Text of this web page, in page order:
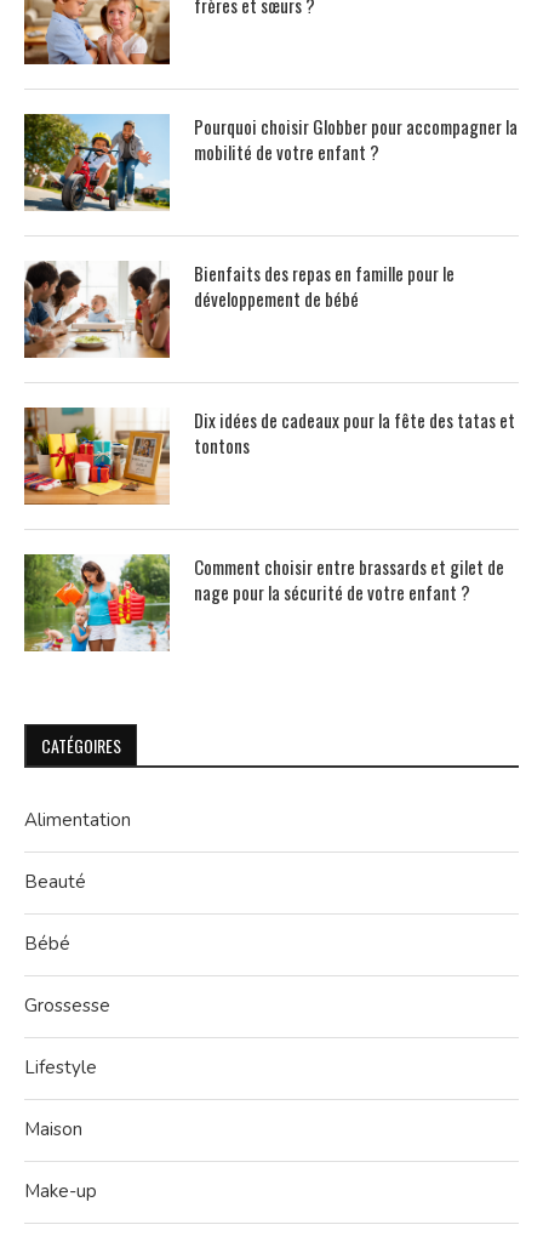
Pourquoi choisir Globber pour accompagner la
mobilité de votre enfant ?
Bienfaits des repas en famille pour le
développement de bébé
Dix idées de cadeaux pour la fête des tatas et
tontons
Comment choisir entre brassards et gilet de
nage pour la sécurité de votre enfant ?
CATÉGOIRES
Alimentation
Beauté
Bébé
Grossesse
Lifestyle
Maison
Make-up